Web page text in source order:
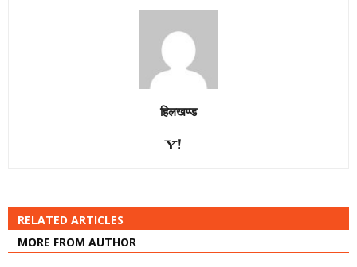
हिलखण्ड
RELATED ARTICLES
MORE FROM AUTHOR